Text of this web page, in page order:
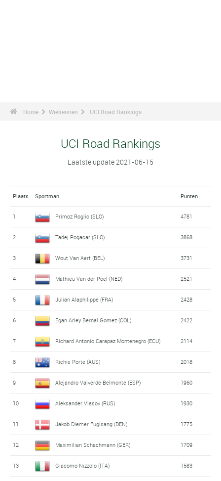
Home Wielrennen UCI Road Rankings
UCI Road Rankings
Laatste update 2021-06-15
Plaats Sportman Punten
1 Primoz Roglic (SLO) 4781
2 Tadej Pogacar (SLO) 3868
3 Wout Van Aert (BEL) 3731
4 Mathieu Van der Poel (NED) 2521
5 Julian Alaphilippe (FRA) 2428
6 Egan Arley Bernal Gomez (COL) 2422
7 Richard Antonio Carapaz Montenegro (ECU) 2114
8 Richie Porte (AUS) 2018
9 Alejandro Valverde Belmonte (ESP) 1960
10 Aleksander Vlasov (RUS) 1930
11 Jakob Diemer Fuglsang (DEN) 1775
12 Maximilian Schachmann (GER) 1709
13 Giacomo Nizzolo (ITA) 1583